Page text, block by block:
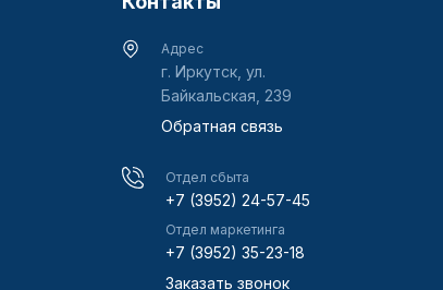
Адрес
г. Иркутск, ул.
Байкальская, 239
Обратная связь
Отдел сбыта
+7 (3952) 24-57-45
Отдел маркетинга
+7 (3952) 35-23-18
Заказать звонок